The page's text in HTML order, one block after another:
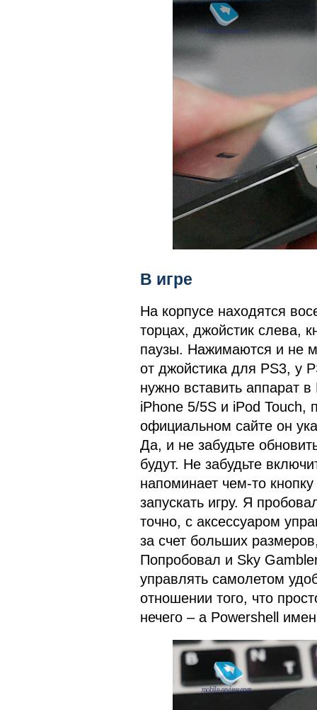
В игре
На корпусе находятся
торцах, джойстик слева,
паузы. Нажимаются и не
от джойстика для PS3, у
нужно вставить аппарат
iPhone 5/5S и iPod Touch,
официальном сайте он
Да, и не забудьте
будут. Не забудьте
напоминает чем-то
запускать игру. Я
точно, с аксессуаром
за счет больших
Попробовал и Sky
управлять самолетом
отношении того, что
нечего – а Powershell